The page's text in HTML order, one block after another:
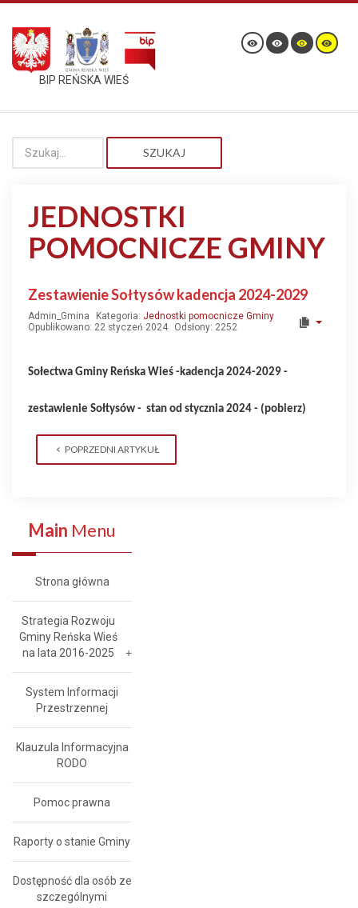
BIP REŃSKA WIEŚ
SZUKAJ
JEDNOSTKI
POMOCNICZE GMINY
Zestawienie Sołtysów kadencja 2024-2029
Admin_Gmina Kategoria: Jednostki pomocnicze Gminy
Opublikowano: 22 styczeń 2024
Odsłony: 2252
Sołectwa Gminy Reńska Wieś -kadencja 2024-2029 -
zestawienie Sołtysów - stan od stycznia 2024 - (pobierz)
POPRZEDNI ARTYKUŁ
Main Menu
Strona główna
Strategia Rozwoju
Gminy Reńska Wieś
na lata 2016-2025
System Informacji
Przestrzennej
Klauzula Informacyjna
RODO
Pomoc prawna
Raporty o stanie Gminy
Dostępność dla osób ze
szczególnymi